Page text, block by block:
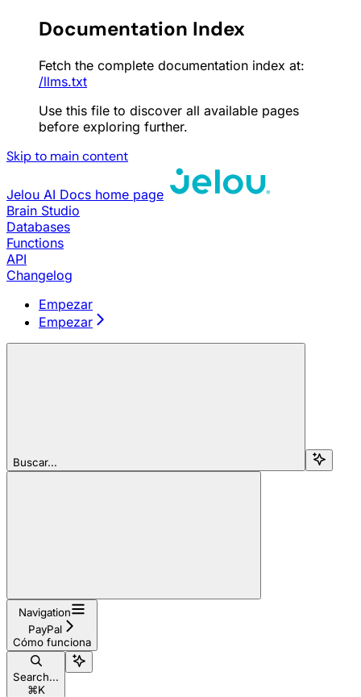
Documentation Index
Fetch the complete documentation index at:
/llms.txt
Use this file to discover all available pages
before exploring further.
Skip to main content
Jelou AI Docs home page
Brain Studio
Databases
Functions
API
Changelog
Empezar
Empezar
Buscar...
Navigation
PayPal
Cómo funciona
Search...
⌘K